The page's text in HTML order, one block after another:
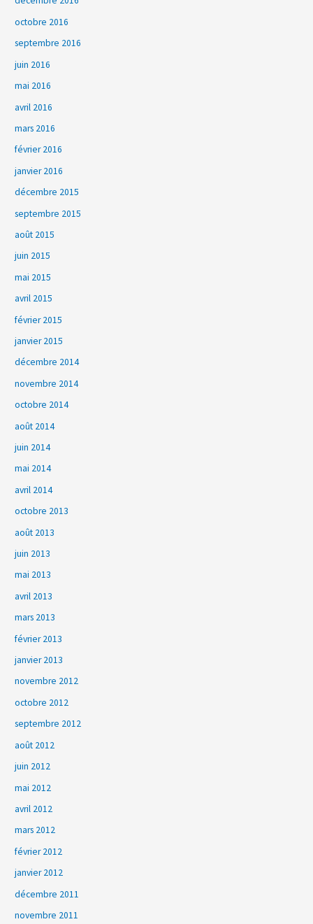
octobre 2016
septembre 2016
juin 2016
mai 2016
avril 2016
mars 2016
février 2016
janvier 2016
décembre 2015
septembre 2015
août 2015
juin 2015
mai 2015
avril 2015
février 2015
janvier 2015
décembre 2014
novembre 2014
octobre 2014
août 2014
juin 2014
mai 2014
avril 2014
octobre 2013
août 2013
juin 2013
mai 2013
avril 2013
mars 2013
février 2013
janvier 2013
novembre 2012
octobre 2012
septembre 2012
août 2012
juin 2012
mai 2012
avril 2012
mars 2012
février 2012
janvier 2012
décembre 2011
novembre 2011